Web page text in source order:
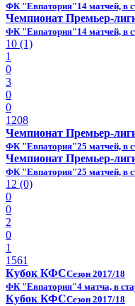
ФК "Евпатория"14 матчей, в
Чемпионат Премьер-
ФК "Евпатория"14 матчей, в
10 (1)
1
0
3
0
0
1208
Чемпионат Премьер-
ФК "Евпатория"25 матчей, в
Чемпионат Премьер-
ФК "Евпатория"25 матчей, в
12 (0)
0
0
2
0
1
1561
Кубок КФССезон 2017/18
ФК "Евпатория"4 матча, в
Кубок КФССезон 2017/18